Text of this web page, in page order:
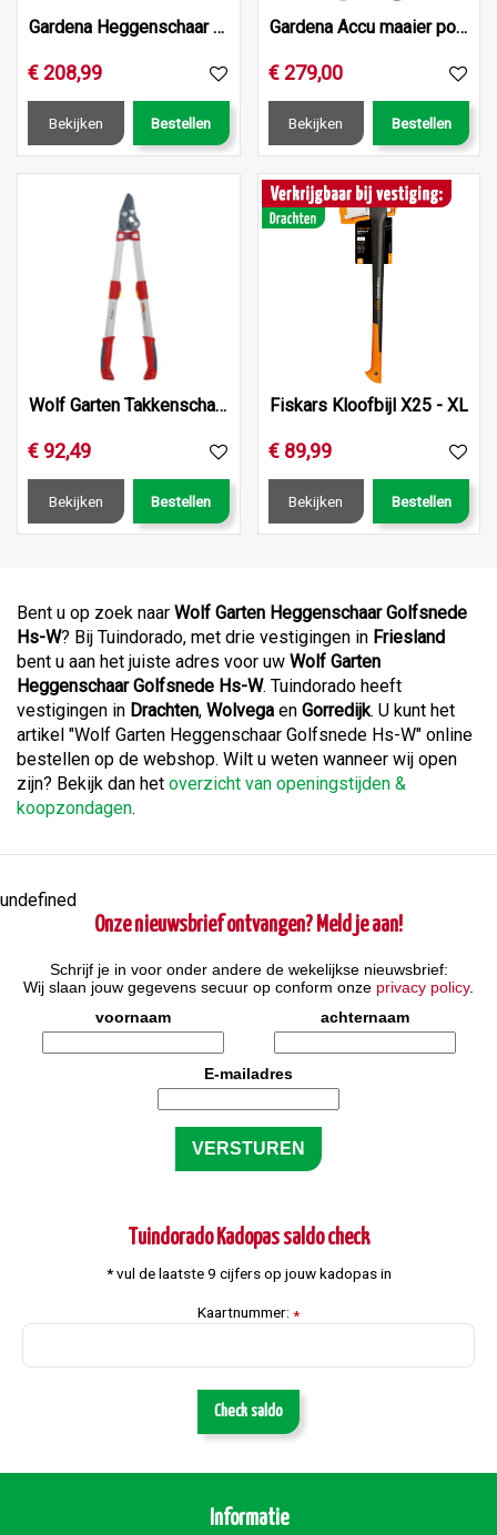
Gardena Heggenschaar powercut 700/66
€ 208,99
Bekijken Bestellen
Gardena Accu maaier powermax 32/36v p4a set
€ 279,00
Bekijken Bestellen
Wolf Garten Takkenschaar Pwercut*** Rr900T
€ 92,49
Bekijken Bestellen
Fiskars Kloofbijl X25 - XL
€ 89,99
Bekijken Bestellen
Bent u op zoek naar Wolf Garten Heggenschaar Golfsnede
Hs-W? Bij Tuindorado, met drie vestigingen in Friesland
bent u aan het juiste adres voor uw Wolf Garten
Heggenschaar Golfsnede Hs-W. Tuindorado heeft
vestigingen in Drachten, Wolvega en Gorredijk. U kunt het
artikel "Wolf Garten Heggenschaar Golfsnede Hs-W" online
bestellen op de webshop. Wilt u weten wanneer wij open
zijn? Bekijk dan het overzicht van openingstijden &
koopzondagen.
undefined
Onze nieuwsbrief ontvangen? Meld je aan!
Schrijf je in voor onder andere de wekelijkse nieuwsbrief:
Wij slaan jouw gegevens secuur op conform onze privacy policy.
voornaam
achternaam
E-mailadres
Tuindorado Kadopas saldo check
* vul de laatste 9 cijfers op jouw kadopas in
Kaartnummer: *
Check saldo
Informatie